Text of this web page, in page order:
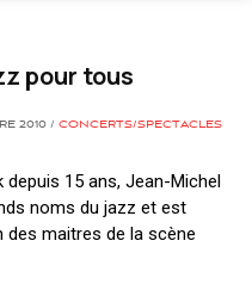
pour tous
2010 / CONCERTS/SPECTACLES
depuis 15 ans, Jean-Michel
noms du jazz et est
des maitres de la scène